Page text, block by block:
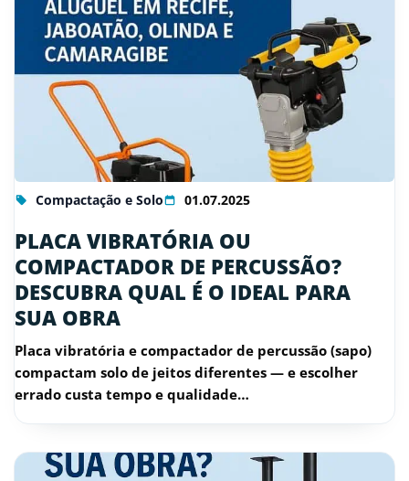
Compactação e Solo 01.07.2025
PLACA VIBRATÓRIA OU
COMPACTADOR DE PERCUSSÃO?
DESCUBRA QUAL É O IDEAL PARA
SUA OBRA
Placa vibratória e compactador de percussão (sapo)
compactam solo de jeitos diferentes — e escolher
errado custa tempo e qualidade…